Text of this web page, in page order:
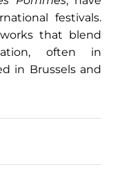
festivals.
that blend
often in
in Brussels and